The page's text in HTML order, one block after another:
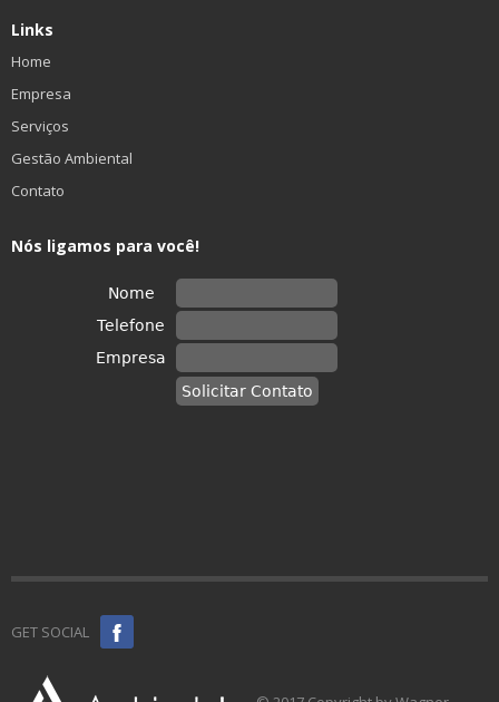
Links
Home
Empresa
Serviços
Gestão Ambiental
Contato
Nós ligamos para você!
GET SOCIAL